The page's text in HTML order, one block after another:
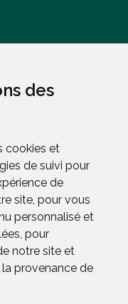
des
cookies et
de suivi pour
de
site, pour vous
personnalisé et
pour
notre site et
provenance de
des
cookies et
de suivi pour
de
site, pour vous
personnalisé et
pour
notre site et
provenance de